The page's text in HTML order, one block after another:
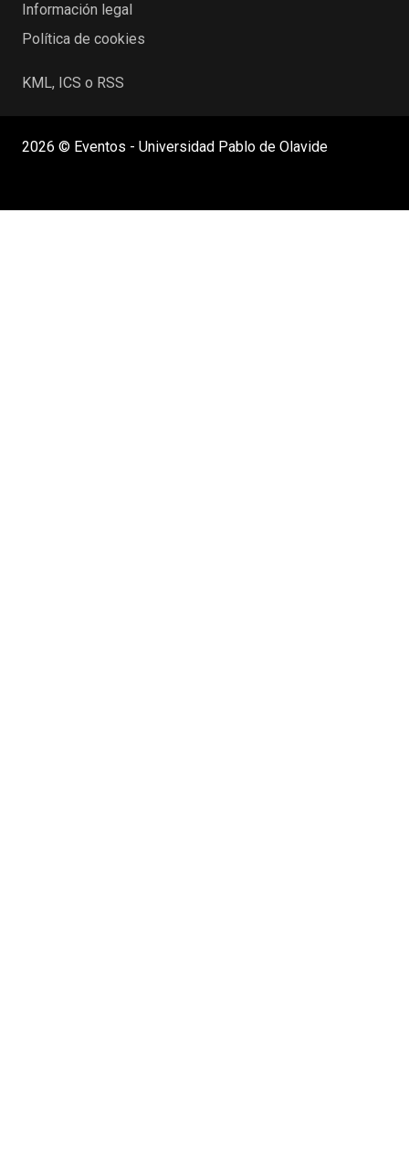
Información legal
Política de cookies
KML, ICS o RSS
2026 © Eventos - Universidad Pablo de Olavide